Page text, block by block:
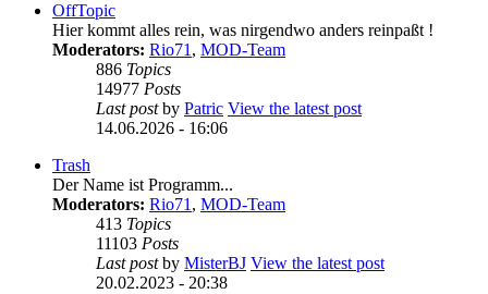
OffTopic
Hier kommt alles rein, was nirgendwo anders reinpaßt !
Moderators: Rio71, MOD-Team
886 Topics
14977 Posts
Last postby Patric View the latest post
14.06.2026 - 16:06
Trash
Der Name ist Programm...
Moderators: Rio71, MOD-Team
413 Topics
11103 Posts
Last postby MisterBJ View the latest post
20.02.2023 - 20:38